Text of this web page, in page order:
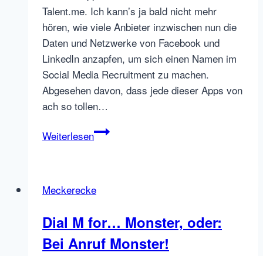
Talent.me. Ich kann’s ja bald nicht mehr
hören, wie viele Anbieter inzwischen nun die
Daten und Netzwerke von Facebook und
LinkedIn anzapfen, um sich einen Namen im
Social Media Recruitment zu machen.
Abgesehen davon, dass jede dieser Apps von
ach so tollen…
WeiterlesenFacebook
Talent.me
Meckerecke
Dial M for… Monster, oder:
Bei Anruf Monster!